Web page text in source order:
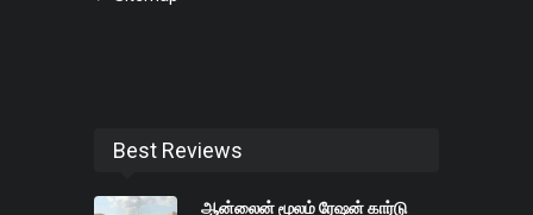
Best Reviews
ஆன்லைன் மூலம் ரேஷன் கார்டு